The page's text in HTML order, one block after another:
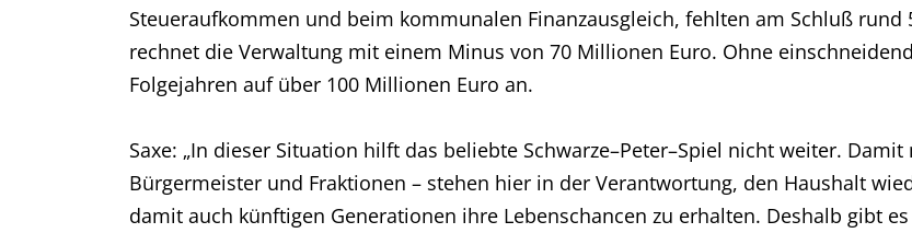
Steueraufkommen und beim kommunalen Finanzausgleich, fehlten am Schluß rund
rechnet die Verwaltung mit einem Minus von 70 Millionen Euro. Ohne
Folgejahren auf über 100 Millionen Euro an.
Saxe: „In dieser Situation hilft das beliebte Schwarze–Peter–Spiel nicht weiter.
Bürgermeister und Fraktionen – stehen hier in der Verantwortung, den Haushalt
damit auch künftigen Generationen ihre Lebenschancen zu erhalten. Deshalb gibt